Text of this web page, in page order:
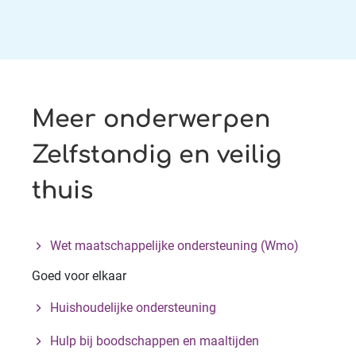
Meer onderwerpen
Zelfstandig en veilig
thuis
Wet maatschappelijke ondersteuning (Wmo)
Goed voor elkaar
Huishoudelijke ondersteuning
Hulp bij boodschappen en maaltijden